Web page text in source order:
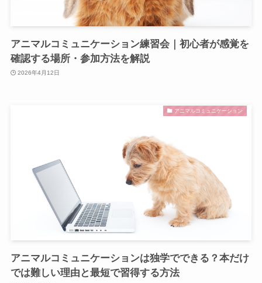
アニマルコミュニケーション練習会｜初心者が感覚を
確認する場所・参加方法を解説
2026年4月12日
アニマルコミュニケーション
アニマルコミュニケーションは独学でできる？本だけ
では難しい理由と最短で習得する方法